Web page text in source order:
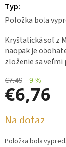
Typ:
Položka bola
Kryštalická soľ z
naopak je
zloženie sa veľmi
€7,49 –9 %
€6,76
Jednotková
cena:
Na dotaz
Položka bola